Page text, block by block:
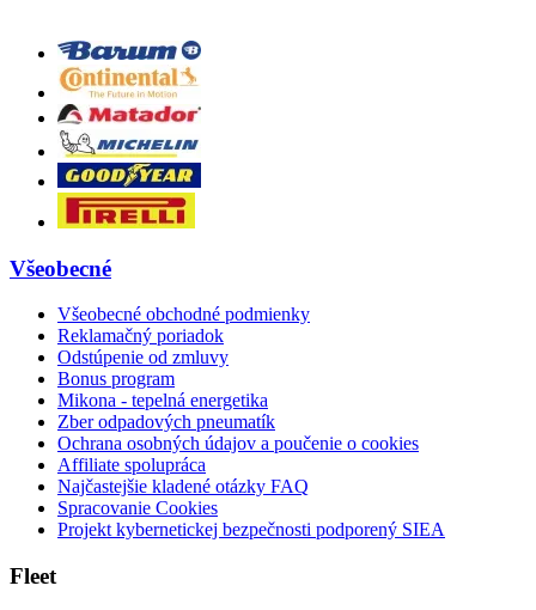
Všeobecné
Všeobecné obchodné podmienky
Reklamačný poriadok
Odstúpenie od zmluvy
Bonus program
Mikona - tepelná energetika
Zber odpadových pneumatík
Ochrana osobných údajov a poučenie o cookies
Affiliate spolupráca
Najčastejšie kladené otázky FAQ
Spracovanie Cookies
Projekt kybernetickej bezpečnosti podporený SIEA
Fleet